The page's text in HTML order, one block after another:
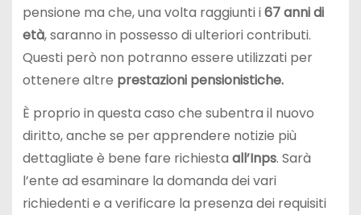
pensione ma che, una volta raggiunti i67 anni di
età, saranno in possesso di ulteriori contributi.
Questi però non potranno essere utilizzati per
ottenere altre prestazioni pensionistiche.
È proprio in questa caso che subentra il nuovo
diritto, anche se per apprendere notizie più
dettagliate è bene fare richiesta all’Inps. Sarà
l’ente ad esaminare la domanda dei vari
richiedenti e a verificare la presenza dei requisiti